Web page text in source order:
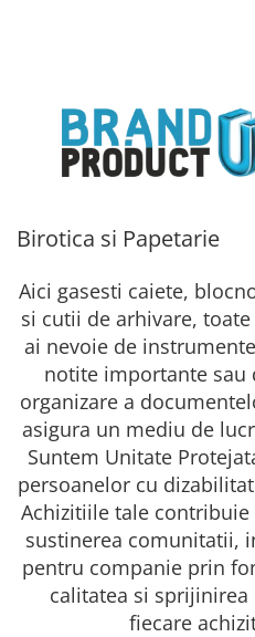
Agende, calendare si plannere
Birotica si Papetarie
Produse personalizate
Formulare tipizate
Saci menajeri
Birotica si Papetarie
Aici gasesti caiete,
si cutii de arhivare,
ai nevoie de
notite importante sau
organizare a
asigura un mediu de
Suntem Unitate
persoanelor cu
Achizitiile tale
sustinerea comunitatii,
pentru companie prin
calitatea si
fiecare